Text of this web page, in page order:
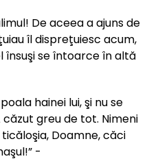
De aceea a ajuns de
îl dispreţuiesc acum,
însuşi se întoarce în altă
hainei lui, şi nu se
greu de tot. Nimeni
Doamne, căci
-